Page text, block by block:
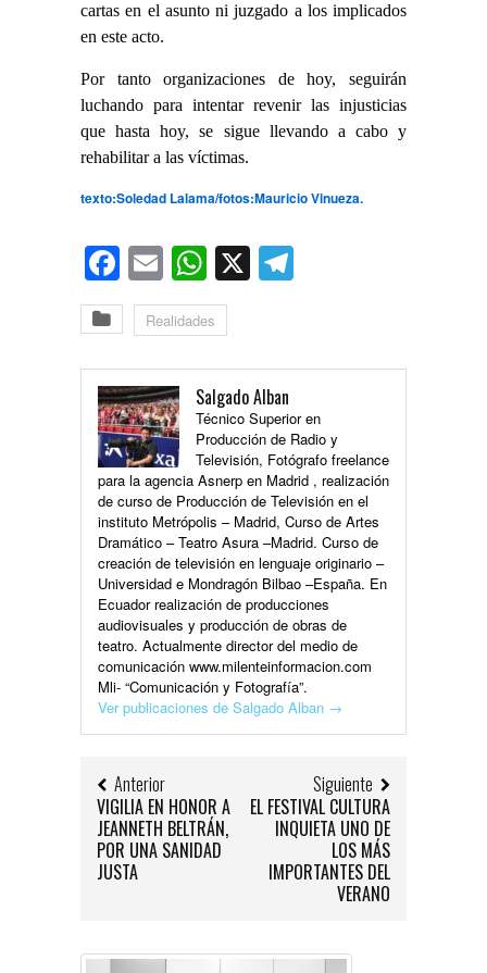
cartas en el asunto ni juzgado a los implicados
en este acto.
Por tanto organizaciones de hoy, seguirán
luchando para intentar revenir las injusticias
que hasta hoy, se sigue llevando a cabo y
rehabilitar a las víctimas.
texto:Soledad Lalama/fotos:Mauricio Vinueza.
Facebook
EmailWhatsApp
X
Realidades
Salgado Alban
Técnico Superior en
Producción de Radio y
Televisión, Fotógrafo freelance
para la agencia Asnerp en Madrid , realización
de curso de Producción de Televisión en el
instituto Metrópolis – Madrid, Curso de Artes
Dramático – Teatro Asura –Madrid. Curso de
creación de televisión en lenguaje originario –
Universidad e Mondragón Bilbao –España. En
Ecuador realización de producciones
audiovisuales y producción de obras de
teatro. Actualmente director del medio de
comunicación www.milenteinformacion.com
Mli- “Comunicación y Fotografía”.
Ver publicaciones de Salgado Alban →
Anterior
VIGILIA EN HONOR A
JEANNETH BELTRÁN,
POR UNA SANIDAD
JUSTA
Siguiente
EL FESTIVAL CULTURA
INQUIETA UNO DE
LOS MÁS
IMPORTANTES DEL
VERANO